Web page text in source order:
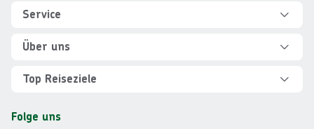
Footer navigation
Service
Hilfe und FAQ
Individuelle Reiseplanung
Über uns
Über Explorer
Für Partner
Top Reiseziele
Folge uns